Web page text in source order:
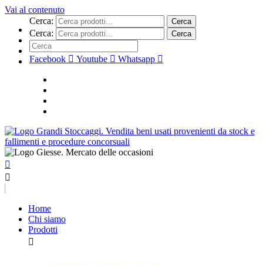
Vai al contenuto
Cerca:
Cerca
Cerca: Cerca
Facebook Youtube Whatsapp
Home
Chi siamo
Prodotti